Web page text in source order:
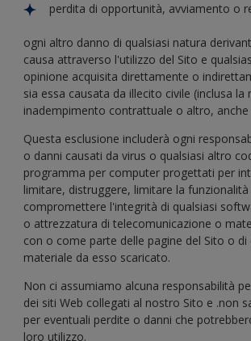
perdita di opportunità, avviamento o
ogni altro danno di qualsiasi natura
causa attraverso l'utilizzo del Sito e
opinione acquisita direttamente o
sia essa causata da illecito civile (inclusa la
inadempimento contrattuale o altro, anche
Questa esclusione includerà ogni
o danni causati da virus o qualsiasi altro
programma per computer progettati per
limitare, distruggere, limitare la funzionalità
compromettere l'integrità di qualsiasi
o attrezzatura di telecomunicazione o
con o come parte delle pagine del Sito o di
materiale da esso scaricato.
Non ci assumiamo alcuna responsabilità
dei siti Web collegati al nostro Sito e .non
per eventuali perdite o danni che
loro utilizzo.